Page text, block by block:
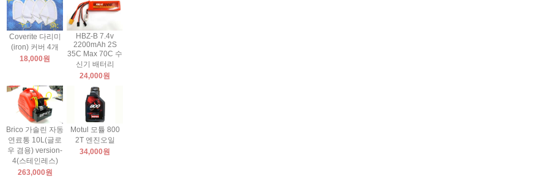
Coverite 다리미
(iron) 커버 4개
18,000원
HBZ-B 7.4v
2200mAh 2S
35C Max 70C 수
신기 배터리
24,000원
Brico 가솔린 자동
연료통 10L(글로
우 겸용) version-
4(스테인레스)
263,000원
Motul 모튤 800
2T 엔진오일
34,000원